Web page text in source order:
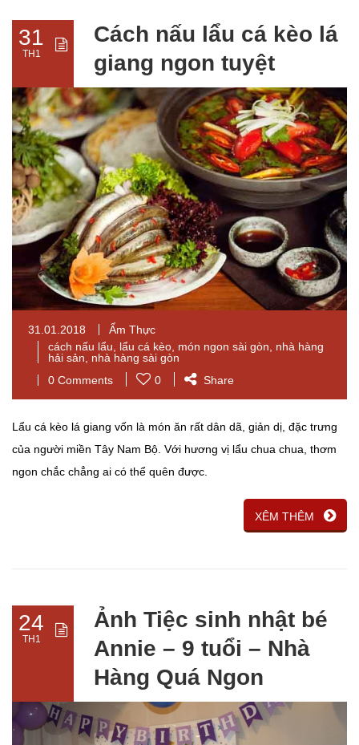
31
TH1
Cách nấu lẩu cá kèo lá
giang ngon tuyệt
31.01.2018
Ẩm Thực
cách nấu lẩu
lẩu cá kèo món ngon sài gòn
nhà hàng
hải sản
nhà hàng sài gòn
0 Comments
0 Share
Lẩu cá kèo lá giang vốn là món ăn rất dân dã, giản dị, đặc trưng
của người miền Tây Nam Bộ. Với hương vị lẩu chua chua, thơm
ngon chắc chẳng ai có thể quên được.
XÊM THÊM
24
TH1
Ảnh Tiệc sinh nhật bé
Annie – 9 tuổi – Nhà
Hàng Quá Ngon